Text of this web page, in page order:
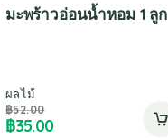
มะพร้าวอ่อนน้ำหอม 1 ลูก
ผลไม้
฿52.00
฿35.00